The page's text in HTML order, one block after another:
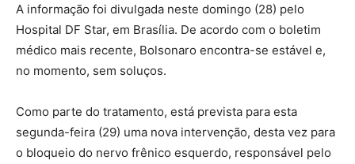
A informação foi divulgada neste domingo (28) pelo
Hospital DF Star, em Brasília. De acordo com o boletim
médico mais recente, Bolsonaro encontra-se estável e,
no momento, sem soluços.
Como parte do tratamento, está prevista para esta
segunda-feira (29) uma nova intervenção, desta vez para
o bloqueio do nervo frênico esquerdo, responsável pelo